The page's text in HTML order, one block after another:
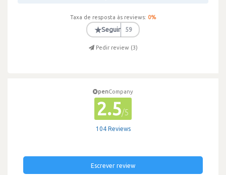
Taxa de resposta às reviews: 0%
★Seguir 59
Pedir review (3)
penCompany
2.5/5
104 Reviews
Escrever review